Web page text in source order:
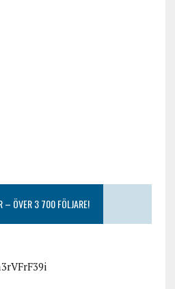
– ÖVER 3 700 FÖLJARE!